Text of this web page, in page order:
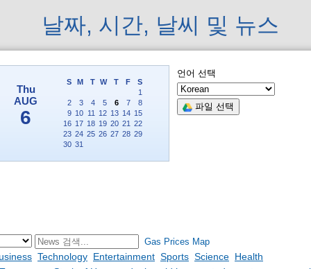
날짜, 시간, 날씨 및 뉴스
언어 선택
파일 선택
Gas Prices Map